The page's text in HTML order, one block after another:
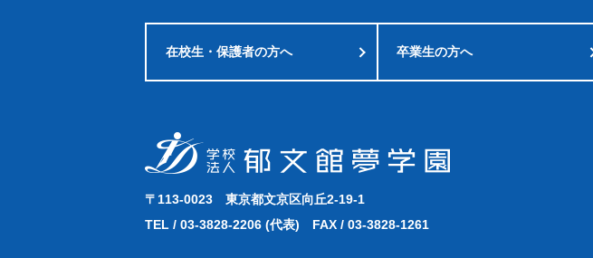
在校生・ 保護者の方へ 卒業生の方へ
〒113-0023 東京都文京区向丘2-19-1
TEL / 03-3828-2206 (代表) FAX / 03-3828-1261